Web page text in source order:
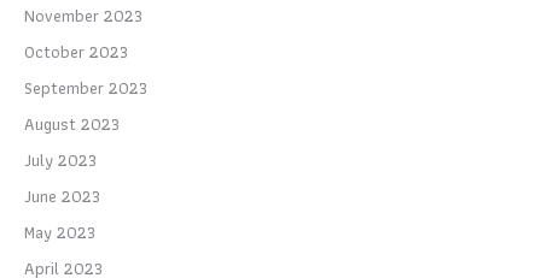
November 2023
October 2023
September 2023
August 2023
July 2023
June 2023
May 2023
April 2023